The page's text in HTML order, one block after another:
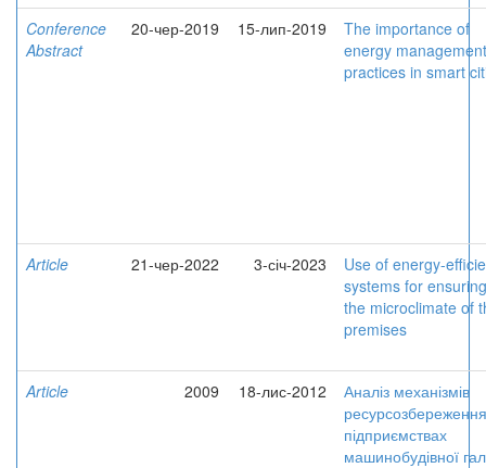
Conference
Abstract
20-чер-2019 15-лип-2019
The importance of
energy management
practices in smart
Article 21-чер-2022 3-січ-2023
Use of energy-
systems for ensuring
the microclimate of
premises
Article 2009 18-лис-2012
Аналіз механізмів
підприємствах
машинобудівної